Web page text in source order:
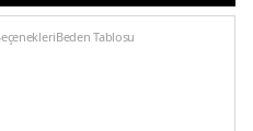
Beden Tablosu